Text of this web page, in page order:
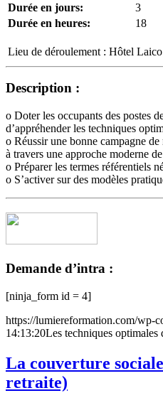
Durée en jours:
3
Durée en heures:
18
Lieu de déroulement : Hôtel
Description :
o Doter les occupants des postes
d’appréhender les techniques
o Réussir une bonne campagne
à travers une approche moderne
o Préparer les termes référentiels
o S’activer sur des modèles
Demande d’intra :
[ninja_form id = 4]
https://lumiereformation.com/wp-
14:13:20Les techniques optimales
La couverture
retraite)